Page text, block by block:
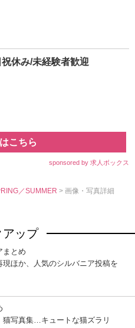
休み/未経験者歓迎
こちら
sponsored by 求人ボックス
／SUMMER> 画像・写真詳細
アップ
まとめ
現ほか、人気のシルバニア投稿を
猫写真集…キュートな猫ズラリ